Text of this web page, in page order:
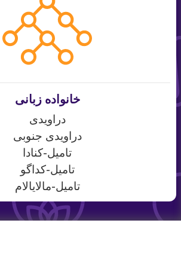
خانواده زبانی
دراویدی
دراویدی جنوبی
تامیل-کنادا
تامیل-کداگو
تامیل-مالایالام